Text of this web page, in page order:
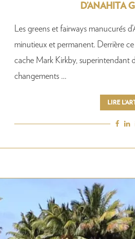
D’ANAHITA
Les greens et fairways manucurés
minutieux et permanent. Derrière
cache Mark Kirkby, superintendant
changements …
LIRE